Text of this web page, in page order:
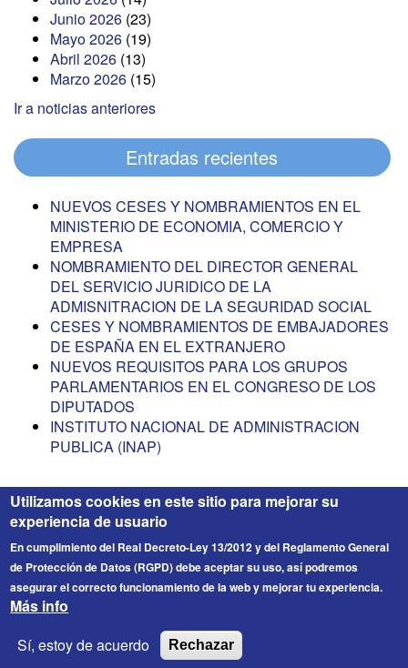
Junio 2026 (23)
Mayo 2026 (19)
Abril 2026 (13)
Marzo 2026 (15)
Ir a noticias anteriores
Entradas recientes
NUEVOS CESES Y NOMBRAMIENTOS EN EL
MINISTERIO DE ECONOMIA, COMERCIO Y
EMPRESA
NOMBRAMIENTO DEL DIRECTOR GENERAL
DEL SERVICIO JURIDICO DE LA
ADMISNITRACION DE LA SEGURIDAD SOCIAL
CESES Y NOMBRAMIENTOS DE EMBAJADORES
DE ESPAÑA EN EL EXTRANJERO
NUEVOS REQUISITOS PARA LOS GRUPOS
PARLAMENTARIOS EN EL CONGRESO DE LOS
DIPUTADOS
INSTITUTO NACIONAL DE ADMINISTRACION
PUBLICA (INAP)
FICESA
derechos reservados.
Utilizamos cookies en este sitio para mejorar su
experiencia de usuario
En cumplimiento del Real Decreto-Ley 13/2012 y del Reglamento General
de Protección de Datos (RGPD) debe aceptar su uso, así podremos
asegurar el correcto funcionamiento de la web y mejorar tu experiencia.
Más info
Sí, estoy de acuerdo
Rechazar